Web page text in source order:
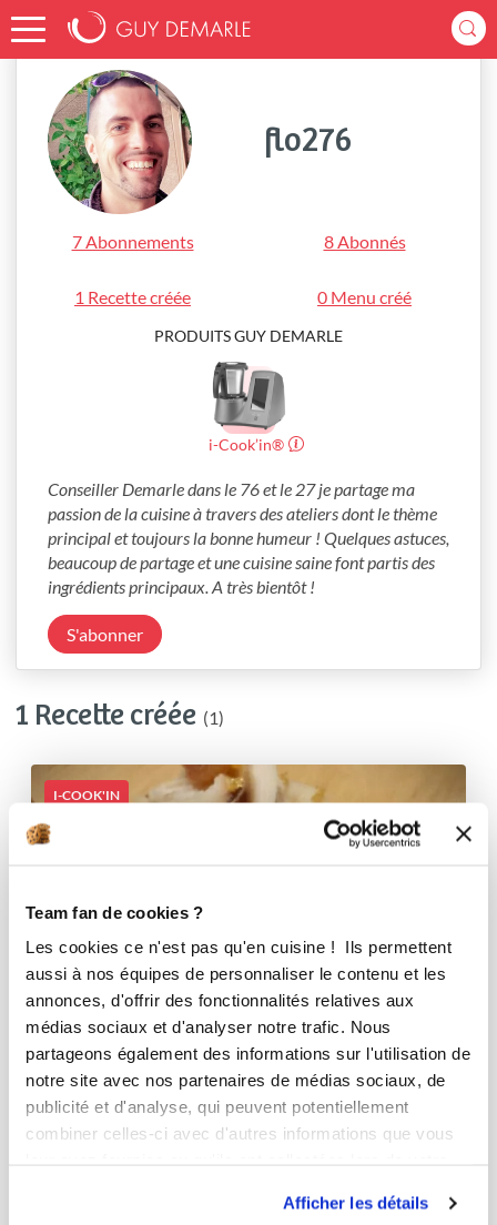
Team fan de cookies ?
Les cookies ce n'est pas qu'en cuisine ! Ils permettent
aussi à nos équipes de personnaliser le contenu et les
annonces, d'offrir des fonctionnalités relatives aux
médias sociaux et d'analyser notre trafic. Nous
partageons également des informations sur l'utilisation de
notre site avec nos partenaires de médias sociaux, de
publicité et d'analyse, qui peuvent potentiellement
combiner celles-ci avec d'autres informations que vous
Afficher les détails
Accueil flo276
flo276
7 Abonnements 8 Abonnés
1 Recette créée 0 Menu créé
PRODUITS GUY DEMARLE
i-Cook’in®
Conseiller Demarle dans le 76 et le 27 je partage ma
passion de la cuisine à travers des ateliers dont le thème
principal et toujours la bonne humeur ! Quelques astuces,
beaucoup de partage et une cuisine saine font partis des
ingrédients principaux. A très bientôt !
S'abonner
1 Recette créée (1)
I-COOK'IN